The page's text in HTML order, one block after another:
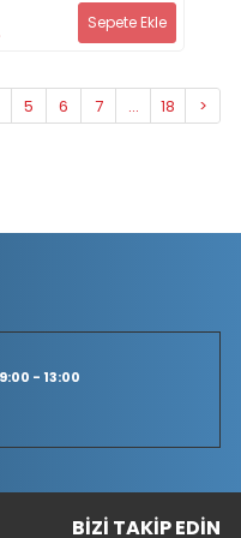
Sepete Ekle
5 6 7 ... 18 >
- 13:00
BIZI TAKIP EDIN